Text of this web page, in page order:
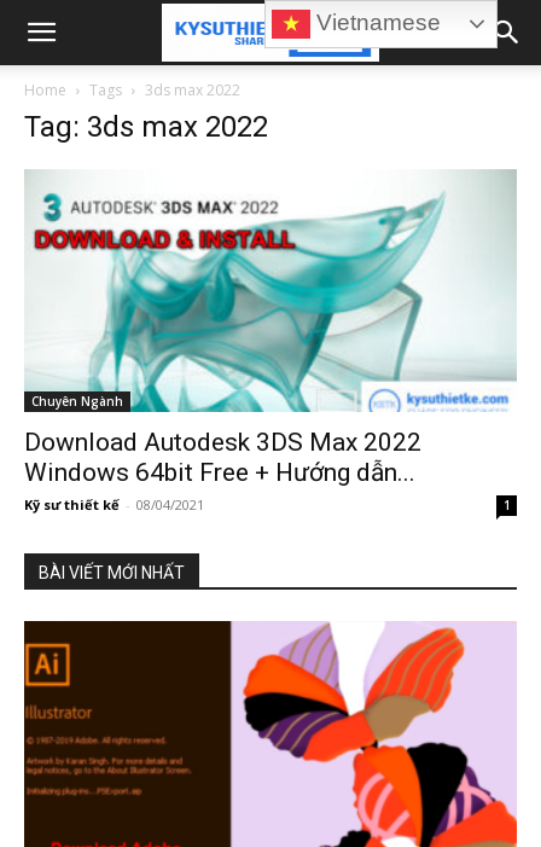
Home Tags 3ds max 2022
Tag: 3ds max 2022
Chuyên Ngành
Download Autodesk 3DS Max 2022
Windows 64bit Free + Hướng dẫn...
Kỹ sư thiết kế - 08/04/2021 1
BÀI VIẾT MỚI NHẤT
Vietnamese